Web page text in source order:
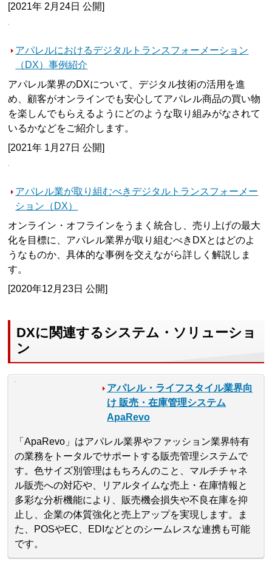
[2021年 2月24日 公開]
アパレルにおけるデジタルトランスフォーメーション
（DX）事例紹介
アパレル業界のDXについて、デジタル技術の活用を進
め、顧客がオンラインでも安心してアパレル商品の買い物
を楽しんでもらえるようにどのような取り組みがなされて
いるかなどをご紹介します。
[2021年 1月27日 公開]
アパレル業が取り組むべきデジタルトランスフォーメー
ション（DX）
オンライン・オフラインをうまく統合し、売り上げの最大
化を目標に、アパレル業界が取り組むべきDXとはどのよ
うなものか、具体的な事例を交えながら詳しく解説しま
す。
[2020年12月23日 公開]
DXに関連するシステム・ソリューショ
ン
アパレル・ライフスタイル業界向
け 販売・在庫管理システム
ApaRevo
「ApaRevo」はアパレル業界やファッション業界特有
の業務をトータルでサポートする販売管理システムで
す。色サイズ別管理はもちろんのこと、マルチチャネ
ル販売への対応や、リアルタイムな売上・在庫情報と
多彩な分析機能により、販売機会損失や不良在庫を抑
止し、企業の体質強化と売上アップを実現します。ま
た、POSやEC、EDIなどとのシームレスな連携も可能
です。